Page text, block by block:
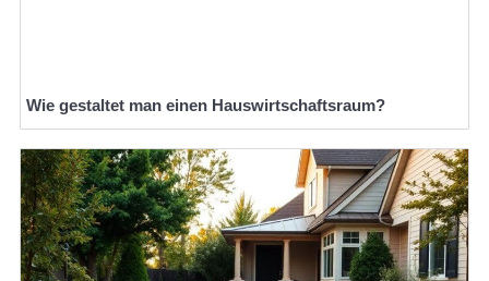
Wie gestaltet man einen Hauswirtschaftsraum?